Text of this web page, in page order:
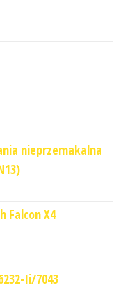
nieprzemakalna
Falcon X4
Ii/7043